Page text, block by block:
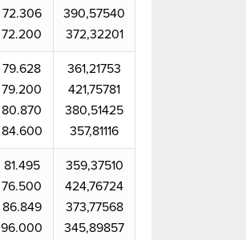
72.306
72.200
390,57540
372,32201
79.628
79.200
80.870
84.600
361,21753
421,75781
380,51425
357,81116
81.495
76.500
86.849
96.000
359,37510
424,76724
373,77568
345,89857